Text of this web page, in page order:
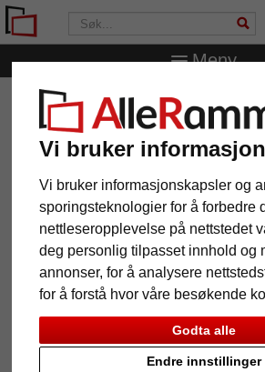
Vi bruker
Vi bruker informasjonskapsler og
sporingsteknologier for å forbedre
nettleseropplevelse på nettstedet
deg personlig tilpasset innhold og
annonser, for å analysere
for å forstå hvor våre besøkende
Godta alle
Endre innstillinger
Meny
AlleRammer.no Rammestørrelser
Galleriramme Jade for 2 bilder
Galleriramme Jade